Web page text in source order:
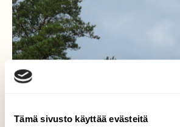
Tämä sivusto käyttää evästeitä